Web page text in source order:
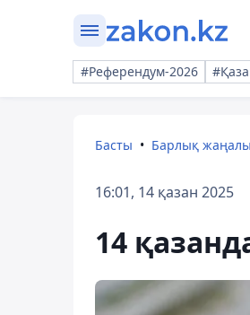
#Референдум-2026
Басты Барлық
16:01, 14 қазан 2025
14